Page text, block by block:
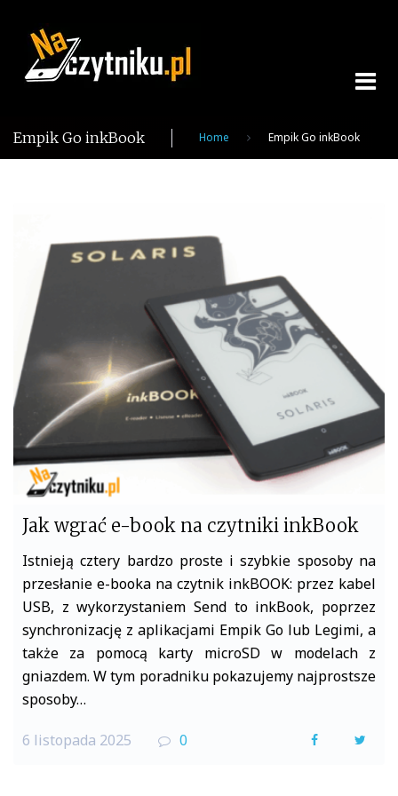
content
Empik Go inkBook Home Empik Go inkBook
Empik
Go
inkBook
Jak wgrać e-book na czytniki inkBook
Istnieją cztery bardzo proste i szybkie sposoby na
przesłanie e-booka na czytnik inkBOOK: przez kabel
USB, z wykorzystaniem Send to inkBook, poprzez
synchronizację z aplikacjami Empik Go lub Legimi, a
także za pomocą karty microSD w modelach z
gniazdem. W tym poradniku pokazujemy najprostsze
sposoby…
6 listopada 2025 0
F